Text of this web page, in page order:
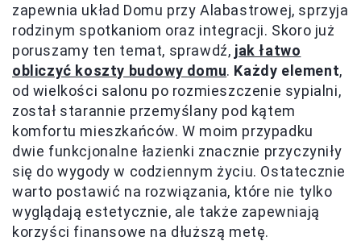
zapewnia układ Domu przy Alabastrowej, sprzyja
rodzinym spotkaniom oraz integracji. Skoro już
poruszamy ten temat, sprawdź, jak łatwo
obliczyć koszty budowy domu. Każdy element,
od wielkości salonu po rozmieszczenie sypialni,
został starannie przemyślany pod kątem
komfortu mieszkańców. W moim przypadku
dwie funkcjonalne łazienki znacznie przyczyniły
się do wygody w codziennym życiu. Ostatecznie
warto postawić na rozwiązania, które nie tylko
wyglądają estetycznie, ale także zapewniają
korzyści finansowe na dłuższą metę.